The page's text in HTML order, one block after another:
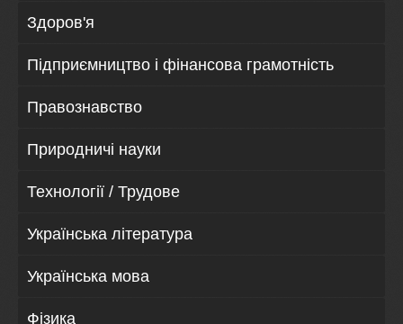
Здоров'я
Підприємництво і фінансова грамотність
Правознавство
Природничі науки
Технології / Трудове
Українська література
Українська мова
Фізика